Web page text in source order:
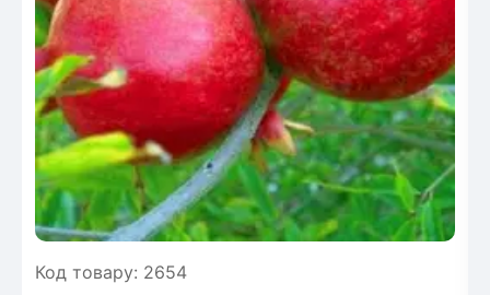
Код товару: 2654